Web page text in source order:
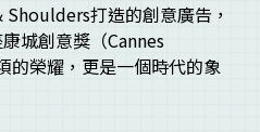
打造的創意廣告，
城創意獎（Cannes
的榮耀，更是一個時代的象